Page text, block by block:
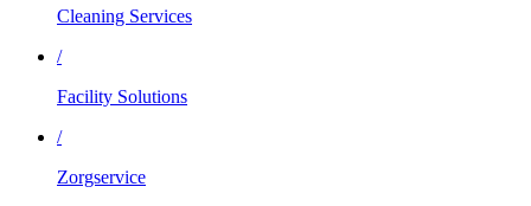
Cleaning Services
/
Facility Solutions
/
Zorgservice